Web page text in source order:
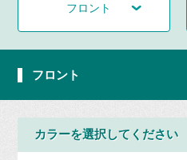
フロント
フロント
カラーを選択してください